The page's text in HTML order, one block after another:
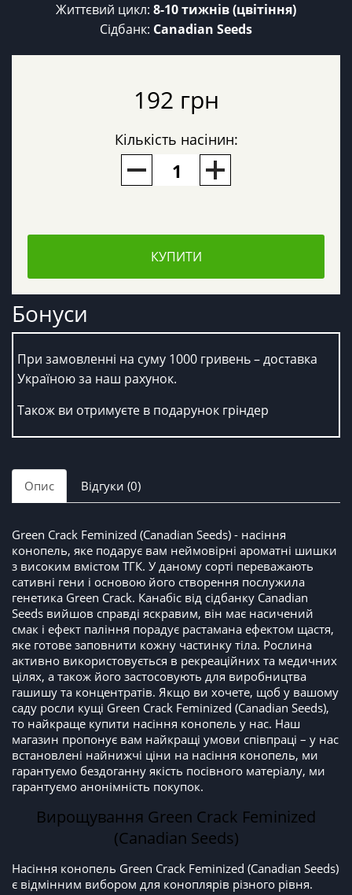
Життєвий цикл: 8-10 тижнів (цвітіння)
Сідбанк: Canadian Seeds
192 грн
Кількість насінин:
КУПИТИ
Бонуси
При замовленні на суму 1000 гривень – доставка
Україною за наш рахунок.
Також ви отримуєте в подарунок гріндер
Опис Відгуки (0)
Green Crack Feminized (Canadian Seeds) - насіння
конопель, яке подарує вам неймовірні ароматні шишки
з високим вмістом ТГК. У даному сорті переважають
сативні гени і основою його створення послужила
генетика Green Crack. Канабіс від сідбанку Canadian
Seeds вийшов справді яскравим, він має насичений
смак і ефект паління порадує растамана ефектом щастя,
яке готове заповнити кожну частинку тіла. Рослина
активно використовується в рекреаційних та медичних
цілях, а також його застосовують для виробництва
гашишу та концентратів. Якщо ви хочете, щоб у вашому
саду росли кущі Green Crack Feminized (Canadian Seeds),
то найкраще купити насіння конопель у нас. Наш
магазин пропонує вам найкращі умови співпраці – у нас
встановлені найнижчі ціни на насіння конопель, ми
гарантуємо бездоганну якість посівного матеріалу, ми
гарантуємо анонімність покупок.
Вирощування Green Crack Feminized
(Canadian Seeds)
Насіння конопель Green Crack Feminized (Canadian Seeds)
є відмінним вибором для коноплярів різного рівня.